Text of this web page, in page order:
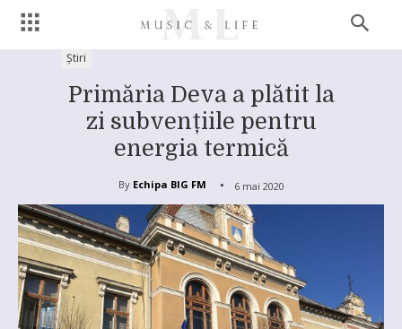
Știri
Primăria Deva a plătit la
zi subvențiile pentru
energia termică
By Echipa BIG FM 6 mai 2020